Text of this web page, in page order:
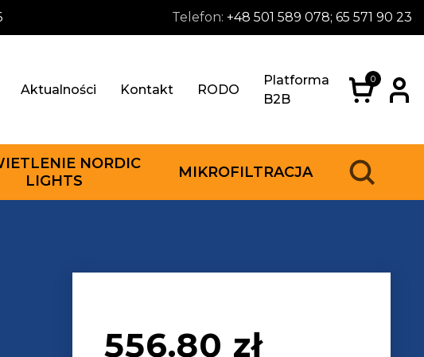
Telefon: +48 501 589 078; 65 571 90 23
Aktualności Kontakt RODO
Platforma
B2B
0
NORDIC
LIGHTS
MIKROFILTRACJA
556.80 zł